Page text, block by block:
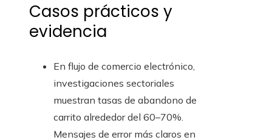
Casos prácticos y
evidencia
En flujo de comercio electrónico,
investigaciones sectoriales
muestran tasas de abandono de
carrito alrededor del 60–70%.
Mensajes de error más claros en